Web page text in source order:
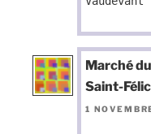
Marché
Saint-
1